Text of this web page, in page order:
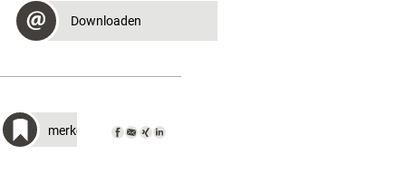
Downloaden
merken